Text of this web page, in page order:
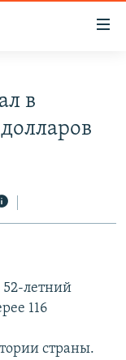
в
летний
116
страны.